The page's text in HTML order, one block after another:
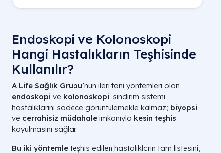
Endoskopi ve Kolonoskopi
Hangi Hastalıkların Teşhisinde
Kullanılır?
A Life Sağlık Grubu’nun ileri tanı yöntemleri olan
endoskopi ve kolonoskopi, sindirim sistemi
hastalıklarını sadece görüntülemekle kalmaz; biyopsi
ve cerrahisiz müdahale imkanıyla kesin teşhis
koyulmasını sağlar.
Bu iki yöntemle teşhis edilen hastalıkların tam listesini,